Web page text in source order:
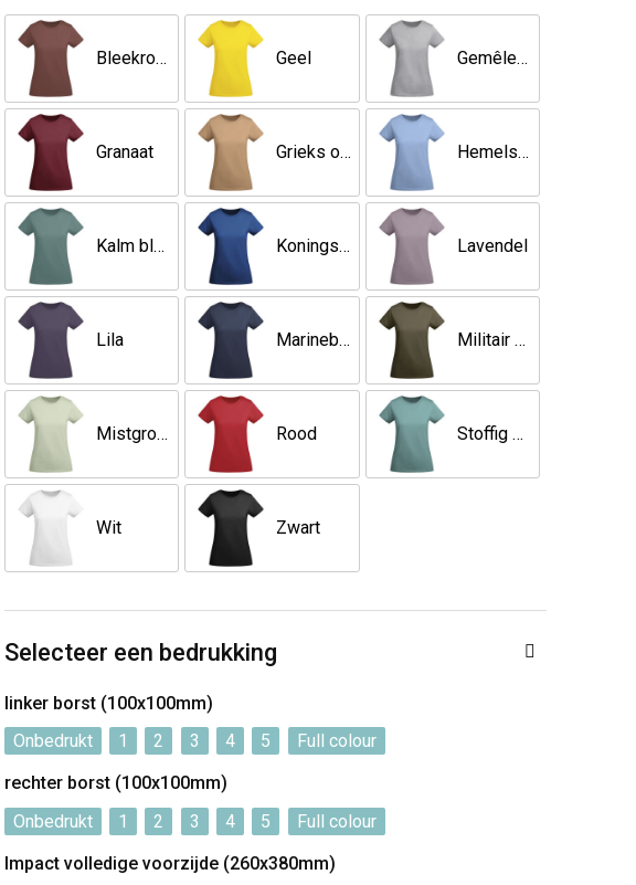
Bleekrood Geel Gemêleerd grijs
Granaat Grieks oranje Hemelsblauw
Kalm blauw Koningsblauw Lavendel
Lila Marineblauw Militair groen
Mistgroen Rood Stoffig blauw
Wit Zwart
Selecteer een bedrukking
linker borst (100x100mm)
Onbedrukt
1 2 3 4 5
Full colour
rechter borst (100x100mm)
Onbedrukt
1 2 3 4 5
Full colour
Impact volledige voorzijde (260x380mm)